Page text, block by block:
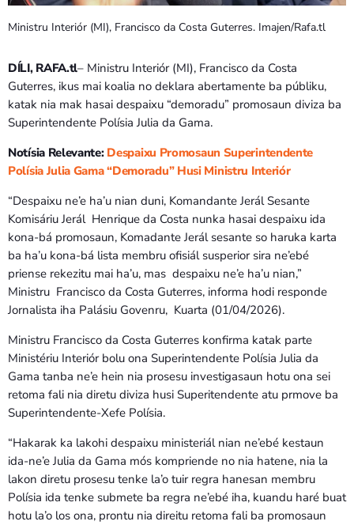
Ministru Interiór (MI), Francisco da Costa Guterres. Imajen/Rafa.tl
DÍLI, RAFA.tl– Ministru Interiór (MI), Francisco da Costa
Guterres, ikus mai koalia no deklara abertamente ba públiku,
katak nia mak hasai despaixu “demoradu” promosaun diviza ba
Superintendente Polísia Julia da Gama.
Notísia Relevante: Despaixu Promosaun Superintendente
Polísia Julia Gama “Demoradu” Husi Ministru Interiór
“Despaixu ne’e ha’u nian duni, Komandante Jerál Sesante
Komisáriu Jerál Henrique da Costa nunka hasai despaixu ida
kona-bá promosaun, Komadante Jerál sesante so haruka karta
ba ha’u kona-bá lista membru ofisiál susperior sira ne’ebé
priense rekezitu mai ha’u, mas despaixu ne’e ha’u nian,”
Ministru Francisco da Costa Guterres, informa hodi responde
Jornalista iha Palásiu Govenru, Kuarta (01/04/2026).
Ministru Francisco da Costa Guterres konfirma katak parte
Ministériu Interiór bolu ona Superintendente Polísia Julia da
Gama tanba ne’e hein nia prosesu investigasaun hotu ona sei
retoma fali nia diretu diviza husi Superitendente atu prmove ba
Superintendente-Xefe Polísia.
“Hakarak ka lakohi despaixu ministeriál nian ne’ebé kestaun
ida-ne’e Julia da Gama mós kompriende no nia hatene, nia la
lakon diretu prosesu tenke la’o tuir regra hanesan membru
Polísia ida tenke submete ba regra ne’ebé iha, kuandu haré buat
hotu la’o los ona, prontu nia direitu retoma fali ba promosaun